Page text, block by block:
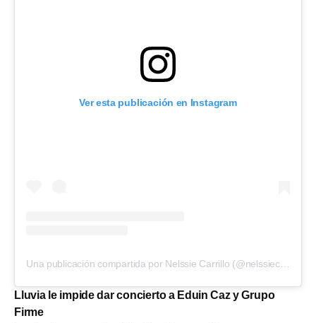
Ver esta publicación en Instagram
Lluvia le impide dar concierto a Eduin Caz y Grupo
Firme